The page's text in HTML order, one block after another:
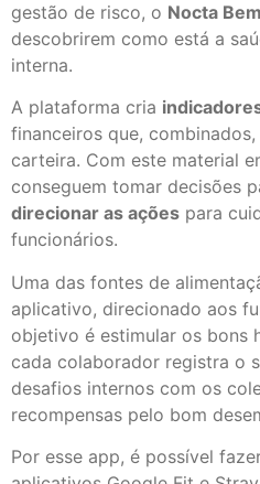
gestão de risco, o Nocta
descobrirem como está a
interna.
A plataforma cria
financeiros que,
carteira. Com este material
conseguem tomar decisões
direcionar as ações para
funcionários.
Uma das fontes de
aplicativo, direcionado aos
objetivo é estimular os bons
cada colaborador registra o
desafios internos com os
recompensas pelo bom
Por esse app, é possível